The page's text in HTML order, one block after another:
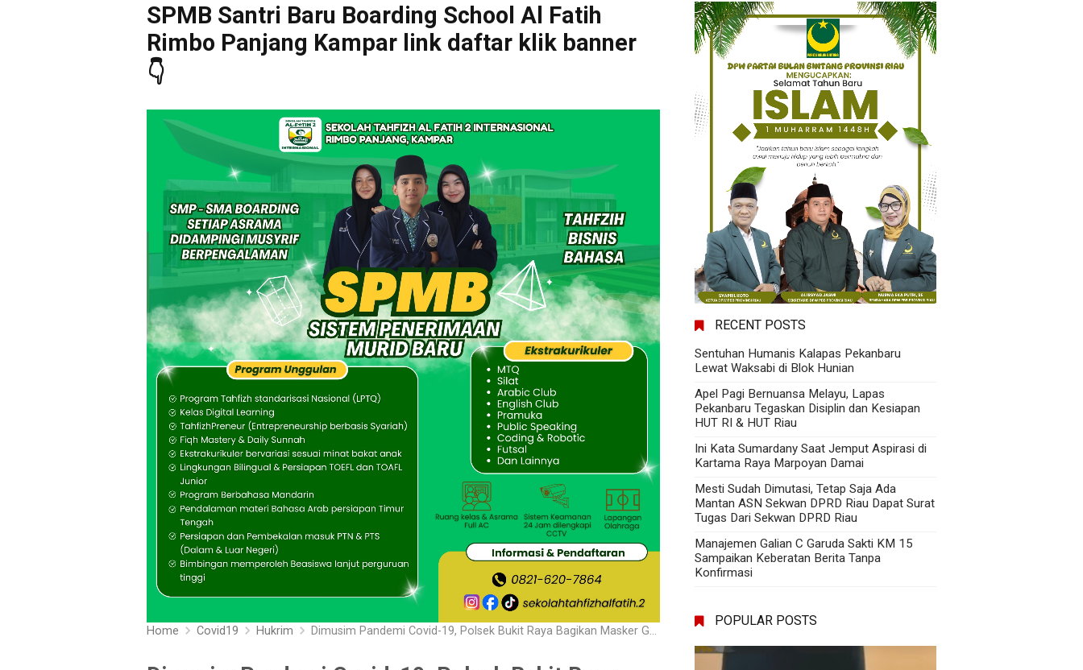
SPMB Santri Baru Boarding School Al Fatih
Rimbo Panjang Kampar link daftar klik banner
👇
Home Covid19 Hukrim Dimusim Pandemi Covid-19, Polsek Bukit Raya Bagikan Masker Gratis Kepada Pedagang dan Pengunjung Pasar Dupa
RECENT POSTS
Sentuhan Humanis Kalapas Pekanbaru
Lewat Waksabi di Blok Hunian
Apel Pagi Bernuansa Melayu, Lapas
Pekanbaru Tegaskan Disiplin dan Kesiapan
HUT RI & HUT Riau
Ini Kata Sumardany Saat Jemput Aspirasi di
Kartama Raya Marpoyan Damai
Mesti Sudah Dimutasi, Tetap Saja Ada
Mantan ASN Sekwan DPRD Riau Dapat Surat
Tugas Dari Sekwan DPRD Riau
Manajemen Galian C Garuda Sakti KM 15
Sampaikan Keberatan Berita Tanpa
Konfirmasi
POPULAR POSTS